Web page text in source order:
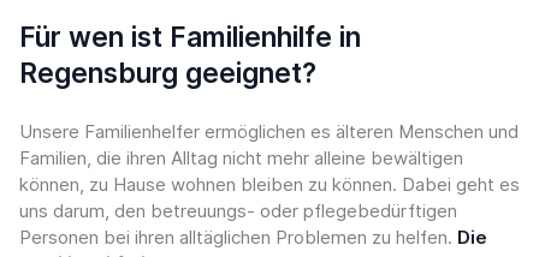
Für wen ist Familienhilfe in
Regensburg geeignet?
Unsere Familienhelfer ermöglichen es älteren Menschen und
Familien, die ihren Alltag nicht mehr alleine bewältigen
können, zu Hause wohnen bleiben zu können. Dabei geht es
uns darum, den betreuungs- oder pflegebedürftigen
Personen bei ihren alltäglichen Problemen zu helfen. Die